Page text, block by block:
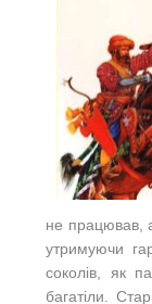
не працював,
утримуючи
соколів, як
багатіли.